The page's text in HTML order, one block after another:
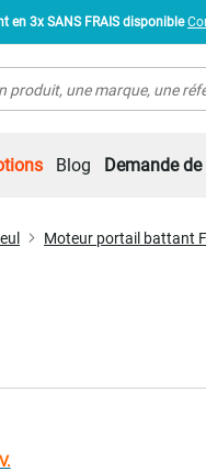
en 3x SANS FRAIS disponible
Blog Demande
Moteur portail battant